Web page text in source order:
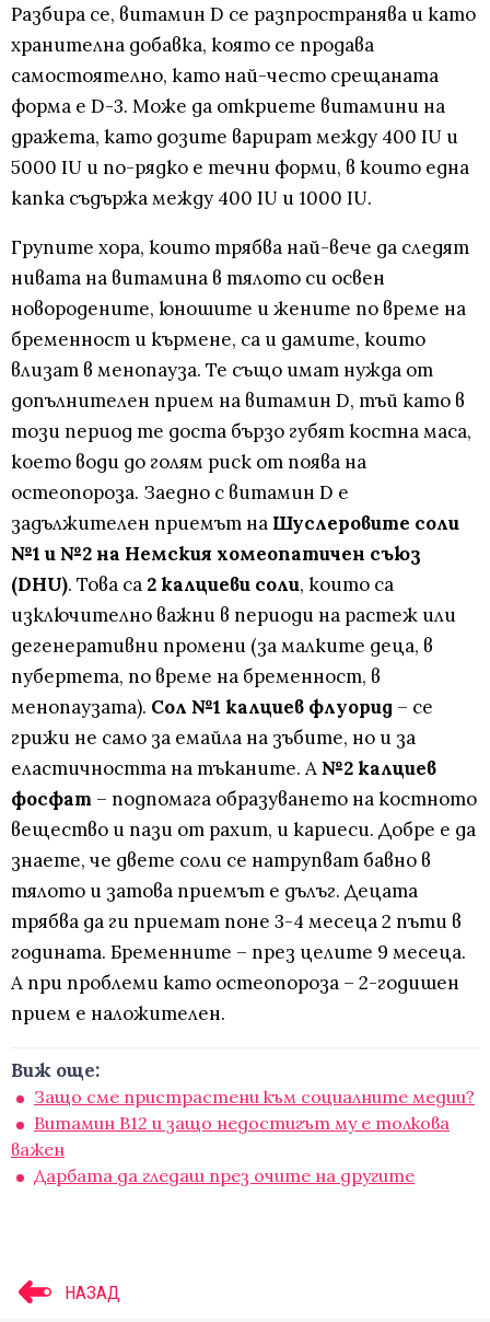
Разбира се, витамин D се разпространява и като
хранителна добавка, която се продава
самостоятелно, като най-често срещаната
форма е D-3. Може да откриете витамини на
дражета, като дозите варират между 400 IU и
5000 IU и по-рядко е течни форми, в които една
капка съдържа между 400 IU и 1000 IU.
Групите хора, които трябва най-вече да следят
нивата на витамина в тялото си освен
новородените, юношите и жените по време на
бременност и кърмене, са и дамите, които
влизат в менопауза. Те също имат нужда от
допълнителен прием на витамин D, тъй като в
този период те доста бързо губят костна маса,
което води до голям риск от поява на
остеопороза. Заедно с витамин D е
задължителен приемът на Шуслеровите соли
№1 и №2 на Немския хомеопатичен съюз
(DHU). Това са 2 калциеви соли, които са
изключително важни в периоди на растеж или
дегенеративни промени (за малките деца, в
пубертета, по време на бременност, в
менопаузата). Сол №1 калциев флуорид – се
грижи не само за емайла на зъбите, но и за
еластичността на тъканите. А№2 калциев
фосфат – подпомага образуването на костното
вещество и пази от рахит, и кариеси. Добре е да
знаете, че двете соли се натрупват бавно в
тялото и затова приемът е дълъг. Децата
трябва да ги приемат поне 3-4 месеца 2 пъти в
годината. Бременните – през целите 9 месеца.
А при проблеми като остеопороза – 2-годишен
прием е наложителен.
Виж още:
Защо сме пристрастени към социалните медии?
Витамин В12 и защо недостигът му е толкова
важен
Дарбата да гледаш през очите на другите
НАЗАД